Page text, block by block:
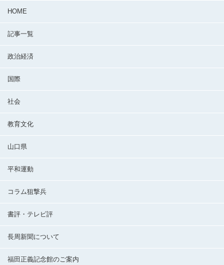
HOME
記事一覧
政治経済
国際
社会
教育文化
山口県
平和運動
コラム狙撃兵
書評・テレビ評
長周新聞について
福田正義記念館のご案内